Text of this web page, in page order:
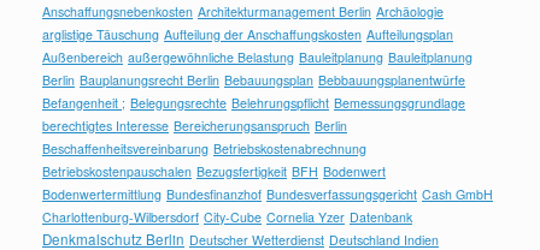
Anschaffungsnebenkosten Architekturmanagement Berlin Archäologie
arglistige Täuschung Aufteilung der Anschaffungskosten Aufteilungsplan
Außenbereich außergewöhnliche Belastung Bauleitplanung Bauleitplanung
Berlin Bauplanungsrecht Berlin Bebauungsplan Bebbauungsplanentwürfe
Befangenheit ; Belegungsrechte Belehrungspflicht Bemessungsgrundlage
berechtigtes Interesse Bereicherungsanspruch Berlin
Beschaffenheitsvereinbarung Betriebskostenabrechnung
Betriebskostenpauschalen Bezugsfertigkeit BFH Bodenwert
Bodenwertermittlung Bundesfinanzhof Bundesverfassungsgericht Cash GmbH
Charlottenburg-Wilbersdorf City-Cube Cornelia Yzer Datenbank
Denkmalschutz Berlin Deutscher Wetterdienst Deutschland Indien